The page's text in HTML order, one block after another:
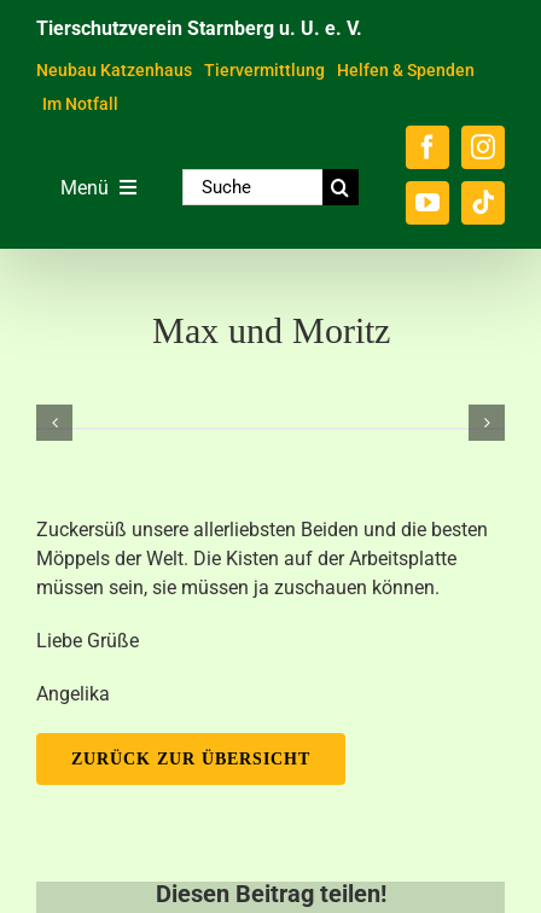
Inhalt
springen
Tierschutzverein Starnberg u. U. e. V.
Neubau Katzenhaus Tiervermittlung
Helfen & Spenden
Im Notfall
Menü
Über das Tierheim
Helfen & Spenden
Ratgeber & Service
Aktuelles
Kontakt
Suche
nach:
Max und Moritz
Zuckersüß unsere allerliebsten Beiden und die besten
Möppels der Welt. Die Kisten auf der Arbeitsplatte
müssen sein, sie müssen ja zuschauen können.
Liebe Grüße
Angelika
ZURÜCK ZUR ÜBERSICHT
Diesen Beitrag teilen!